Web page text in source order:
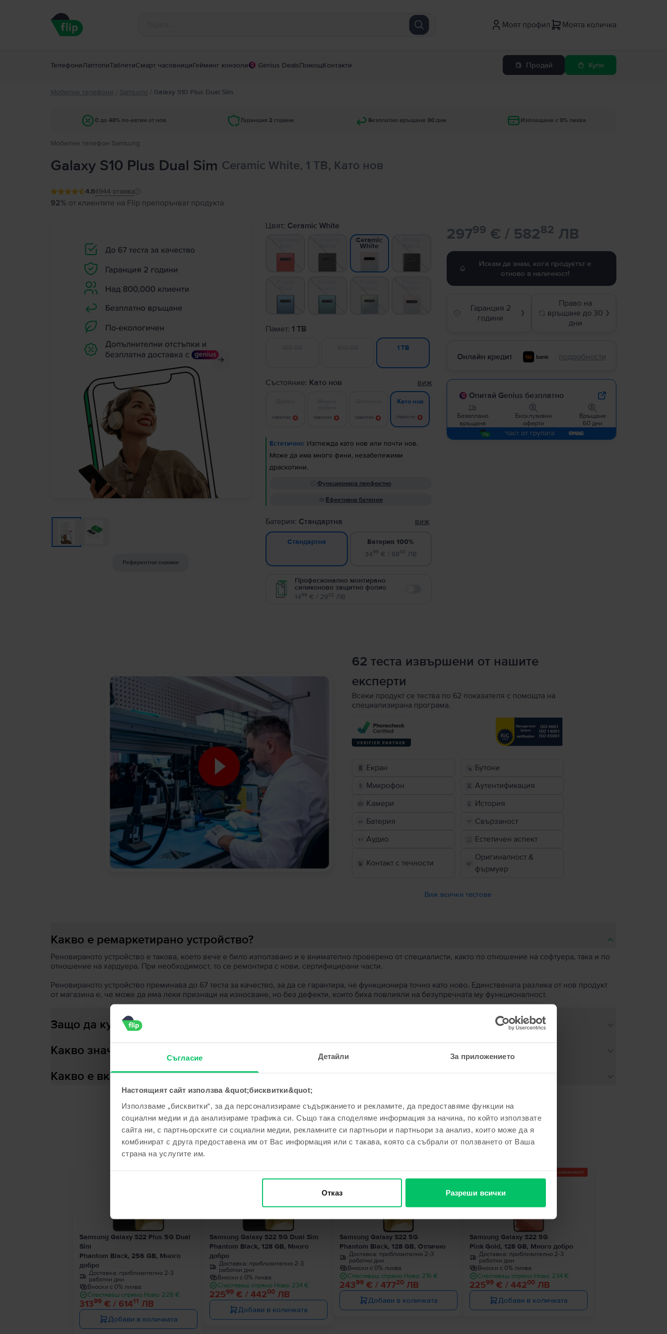
Съгласие Детайли За приложението
Настоящият сайт използва &quot;бисквитки&quot;
Използваме „бисквитки“, за да персонализираме съдържанието и рекламите, да предоставяме функции на
социални медии и да анализираме трафика си. Също така споделяме информация за начина, по който използвате
сайта ни, с партньорските си социални медии, рекламните си партньори и партньори за анализ, които може да я
комбинират с друга предоставена им от Вас информация или с такава, която са събрали от ползването от Ваша
страна на услугите им.
Отказ Разреши всички
Моят профил Моята количка
ТелефониЛаптопиТаблетиСмарт часовнициГейминг конзоли Genius DealsПомощКонтакти Продай Купи
Мобилни телефони / Samsung / Galaxy S10 Plus Dual Sim
С до 40% по-евтин от нов Гаранция 2 години Безплатно връщане 30 дни Изплащане с 0% лихва
Мобилен телефон Samsung
Galaxy S10 Plus Dual Sim Ceramic White, 1 TB, Като нов
4.84944 отзива
92% от клиентите на Flip препоръчват продукта
Референтни снимки
Цвят: Ceramic White
Ceramic
White
Памет: 1 TB
1 TB
Състояние: Като нов виж
Известие Известие Известие
Като нов
Известие
Естетично: Изглежда като нов или почти нов.
Може да има много фини, незабележими
драскотини.
Функционира перфектно
Ефективна батерия
Батерия: Стандартна виж
Стандартна
Батерия 100%
3499€ / 6843 ЛВ
Професионално монтирано
силиконово защитно фолио
1499 € / 2932 ЛВ
29799 € / 58282 ЛВ
Искам да знам, кога продуктът е
отново в наличност!
Гаранция 2
години
❯
Право на
връщане до 30
дни
❯
Онлайн кредит подробности
Опитай Genius безплатно
Безаплано
връщане
Ексклузивни
оферти
Връщане
60 дни
Част от групата
62 теста извършени от нашите
експерти
Всеки продукт се тества по 62 показателя с помощта на
специализирана програма.
Екран
Бутони
Микрофон
Аутентификация
Камери
История
Батерия
Свързаност
Аудио
Естетичен аспект
Контакт с течности
Оригиналност &
фърмуер
Виж всички тестове
Какво е ремаркетирано устройство?
Реновираното устройство е такова, което вече е било използвано и е внимателно проверено от специалисти, както по отношение на софтуера, така и по
отношение на хардуера. При необходимост, то се ремонтира с нови, сертифицирани части.
Реновираното устройство преминава до 67 теста за качество, за да се гарантира, че функционира точно като ново. Единствената разлика от нов продукт
от магазина е, че може да има леки признаци на износване, но без дефекти, които биха повлияли на безупречната му функционалност.
Защо да купиш ремаркетирано устройство?
Какво значи здраве на батерията?
Какво е включено в кутията?
Сходни продукти с твоето търсене
Samsung Galaxy S22 Plus 5G Dual
Sim
Phantom Black, 256 GB, Много
добро
Доставка: приблизително 2-3
работни дни
Вноски с 0% лихва
Спестяваш спрямо Ново: 228 €
31399€ / 61411 ЛВ
Добави в количката
Samsung Galaxy S22 5G Dual Sim
Phantom Black, 128 GB, Много
добро
Доставка: приблизително 2-3
работни дни
Вноски с 0% лихва
Спестяваш спрямо Ново: 234 €
22599€ / 44200ЛВ
Добави в количката
Samsung Galaxy S22 5G
Phantom Black, 128 GB, Отлично
Доставка: приблизително 2-3
работни дни
Вноски с 0% лихва
Спестяваш спрямо Ново: 216 €
24399 € / 47720 ЛВ
Добави в количката
Последен в наличност
Samsung Galaxy S22 5G
Pink Gold, 128 GB, Много добро
Доставка: приблизително 2-3
работни дни
Вноски с 0% лихва
Спестяваш спрямо Ново: 234 €
22599 € / 44200 ЛВ
Добави в количката